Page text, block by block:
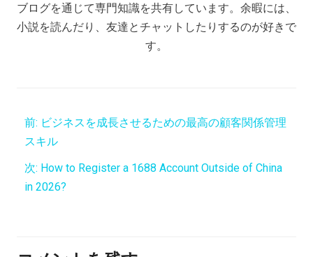
ブログを通じて専門知識を共有しています。余暇には、
小説を読んだり、友達とチャットしたりするのが好きで
す。
前: ビジネスを成長させるための最高の顧客関係管理
スキル
次: How to Register a 1688 Account Outside of China
in 2026?